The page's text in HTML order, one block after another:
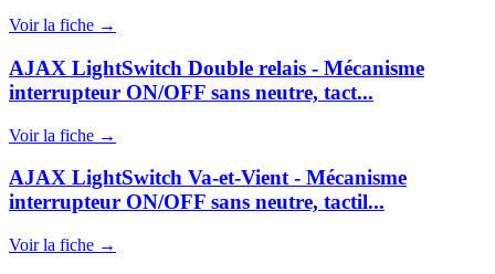
Voir la fiche →
AJAX LightSwitch Double relais - Mécanisme
interrupteur ON/OFF sans neutre, tact...
Voir la fiche →
AJAX LightSwitch Va-et-Vient - Mécanisme
interrupteur ON/OFF sans neutre, tactil...
Voir la fiche →